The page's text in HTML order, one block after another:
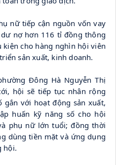
nữ tiếp cận nguồn vốn vay
nợ hơn 116 tỉ đồng thông
cho hàng nghìn hội viên
sản xuất, kinh doanh.
Đông Hà Nguyễn Thị
hội sẽ tiếp tục nhân rộng
gắn với hoạt động sản xuất,
huấn kỹ năng số cho hội
phụ nữ lớn tuổi; đồng thời
dùng tiền mặt và ứng dụng
hội.